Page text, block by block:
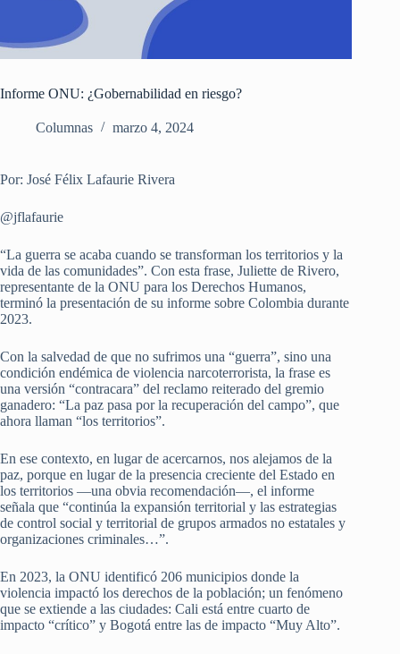
Informe ONU: ¿Gobernabilidad en riesgo?
Columnas marzo 4, 2024
Por: José Félix Lafaurie Rivera
@jflafaurie
“La guerra se acaba cuando se transforman los territorios y la
vida de las comunidades”. Con esta frase, Juliette de Rivero,
representante de la ONU para los Derechos Humanos,
terminó la presentación de su informe sobre Colombia durante
2023.
Con la salvedad de que no sufrimos una “guerra”, sino una
condición endémica de violencia narcoterrorista, la frase es
una versión “contracara” del reclamo reiterado del gremio
ganadero: “La paz pasa por la recuperación del campo”, que
ahora llaman “los territorios”.
En ese contexto, en lugar de acercarnos, nos alejamos de la
paz, porque en lugar de la presencia creciente del Estado en
los territorios —una obvia recomendación—, el informe
señala que “continúa la expansión territorial y las estrategias
de control social y territorial de grupos armados no estatales y
organizaciones criminales…”.
En 2023, la ONU identificó 206 municipios donde la
violencia impactó los derechos de la población; un fenómeno
que se extiende a las ciudades: Cali está entre cuarto de
impacto “crítico” y Bogotá entre las de impacto “Muy Alto”.